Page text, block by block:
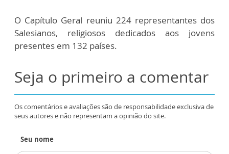
O Capítulo Geral reuniu 224 representantes dos
Salesianos, religiosos dedicados aos jovens
presentes em 132 países.
Seja o primeiro a comentar
Os comentários e avaliações são de responsabilidade exclusiva de
seus autores e não representam a opinião do site.
Seu nome